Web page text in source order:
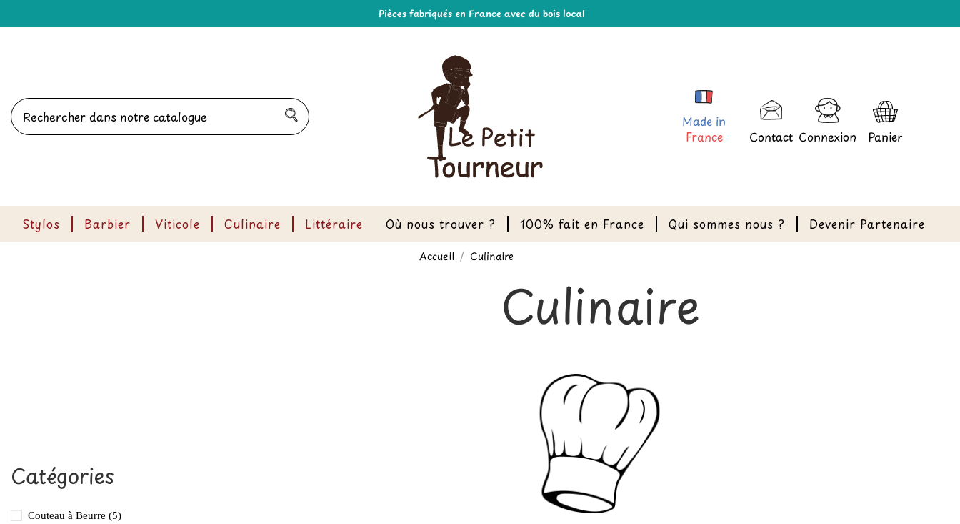
Pièces fabriqués en France avec du bois local
Panier
Connexion
Contact
Made in
France
Stylos Barbier Viticole Culinaire Littéraire Où nous trouver ? 100% fait en France Qui sommes nous ? Devenir Partenaire
Accueil Culinaire
Culinaire
Catégories
Couteau à Beurre (5)